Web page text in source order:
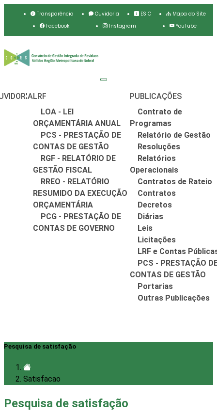
Transparência Ouvidoria ESIC
Mapa do Site
Facebook
Instagram YouTube
LRF
LOA - LEI
ORÇAMENTÁRIA ANUAL
PCS - PRESTAÇÃO DE
CONTAS DE GESTÃO
RGF - RELATÓRIO DE
GESTÃO FISCAL
RREO - RELATÓRIO
RESUMIDO DA EXECUÇÃO
ORÇAMENTÁRIA
PCG - PRESTAÇÃO DE
CONTAS DE GOVERNO
PUBLICAÇÕES
Contrato de
Programas
Relatório de Gestão
Resoluções
Relatórios
Operacionais
Contratos de Rateio
Contratos
Decretos
Diárias
Leis
Licitações
LRF e Contas
PCS - PRESTAÇÃO
CONTAS DE GESTÃO
Portarias
Outras Publicações
Pesquisa de satisfação
Satisfacao
Pesquisa de satisfação